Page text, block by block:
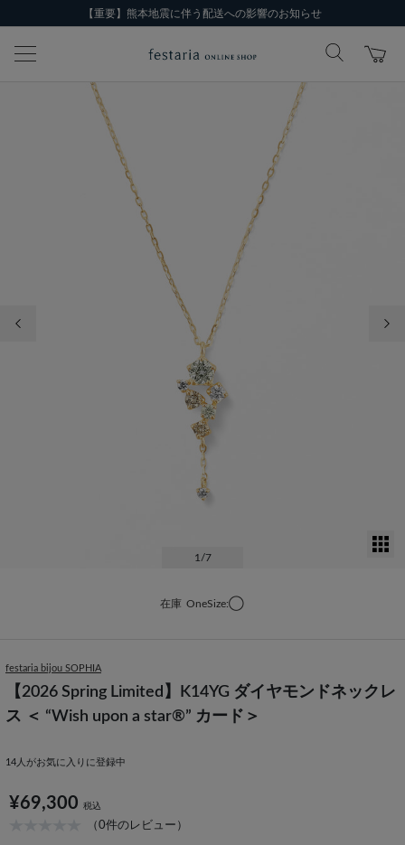
【重要】熊本地震に伴う配送への影響のお知らせ
1 /7
在庫 OneSize:◯
festaria bijou SOPHIA
【2026 Spring Limited】K14YG ダイヤモンドネックレ
ス ＜ “Wish upon a star®” カード＞
14 人がお気に入りに登録中
¥69,300 税込
（0件のレビュー）